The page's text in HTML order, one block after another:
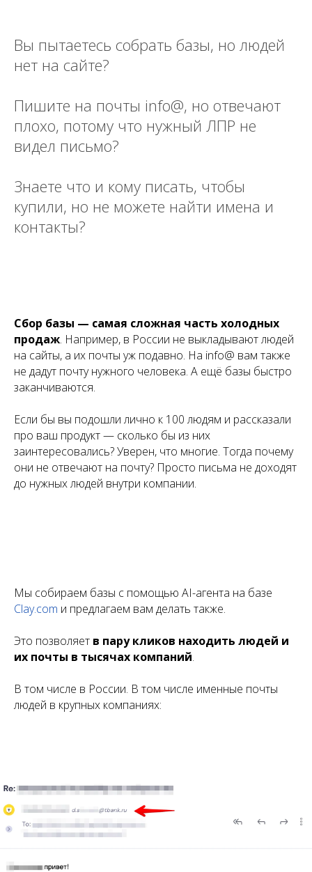
Вы пытаетесь собрать базы, но людей
нет на сайте?
Пишите на почты info@, но отвечают
плохо, потому что нужный ЛПР не
видел письмо?
Знаете что и кому писать, чтобы
купили, но не можете найти имена и
контакты?
Сбор базы — самая сложная часть холодных
продаж. Например, в России не выкладывают людей
на сайты, а их почты уж подавно. На info@ вам также
не дадут почту нужного человека. А ещё базы быстро
заканчиваются.
Если бы вы подошли лично к 100 людям и рассказали
про ваш продукт — сколько бы из них
заинтересовались? Уверен, что многие. Тогда почему
они не отвечают на почту? Просто письма не доходят
до нужных людей внутри компании.
Мы собираем базы с помощью AI-агента на базе
Clay.com и предлагаем вам делать также.
Это позволяет в пару кликов находить людей и
их почты в тысячах компаний.
В том числе в России. В том числе именные почты
людей в крупных компаниях: